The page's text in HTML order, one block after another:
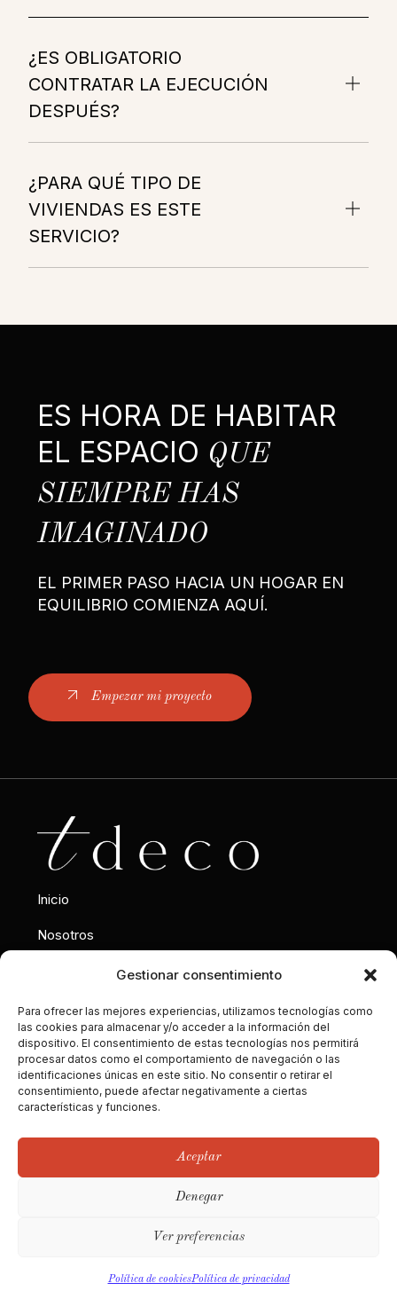
Gestionar consentimiento
Para ofrecer las mejores experiencias, utilizamos tecnologías como
las cookies para almacenar y/o acceder a la información del
dispositivo. El consentimiento de estas tecnologías nos permitirá
procesar datos como el comportamiento de navegación o las
identificaciones únicas en este sitio. No consentir o retirar el
consentimiento, puede afectar negativamente a ciertas
características y funciones.
Aceptar
Denegar
Ver preferencias
Política de cookiesPolítica de privacidad
¿ES OBLIGATORIO
CONTRATAR LA EJECUCIÓN
DESPUÉS?
¿PARA QUÉ TIPO DE
VIVIENDAS ES ESTE
SERVICIO?
ES HORA DE HABITAR
EL ESPACIO QUE
SIEMPRE HAS
IMAGINADO
EL PRIMER PASO HACIA UN HOGAR EN
EQUILIBRIO COMIENZA AQUÍ.
Empezar mi proyecto
Inicio
Nosotros
Contacto
Calle Gobelas 17, 28023
Madrid
hola@territoriodeco.com
Aviso LegalPolítica de privacidad